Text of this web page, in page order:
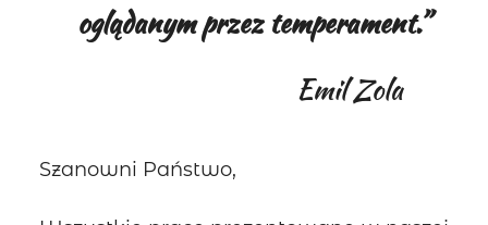
oglądanym przez temperament.”
Emil Zola
Szanowni Państwo,